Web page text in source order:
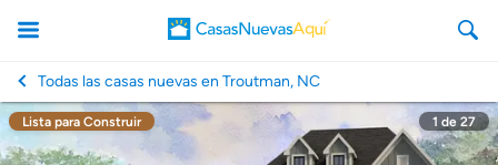
Todas las casas nuevas en Troutman, NC
Lista para Construir 1 de 27